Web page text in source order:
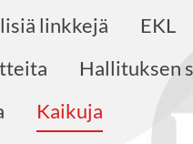
linkkejä
EKL
Hallituksen
Kaikuja